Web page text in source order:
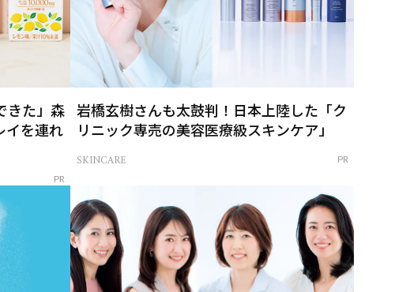
きた」森
イを連れ
PR
岩橋玄樹さんも太鼓判！日本上陸した「ク
リニック専売の美容医療級スキンケア」
SKINCARE PR